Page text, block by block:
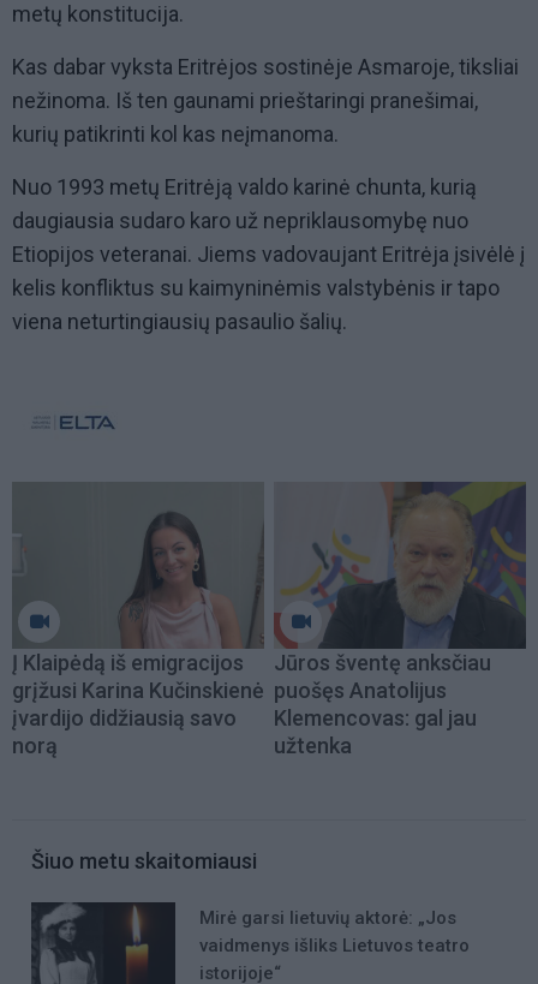
metų konstitucija.
Kas dabar vyksta Eritrėjos sostinėje Asmaroje, tiksliai
nežinoma. Iš ten gaunami prieštaringi pranešimai,
kurių patikrinti kol kas neįmanoma.
Nuo 1993 metų Eritrėją valdo karinė chunta, kurią
daugiausia sudaro karo už nepriklausomybę nuo
Etiopijos veteranai. Jiems vadovaujant Eritrėja įsivėlė į
kelis konfliktus su kaimyninėmis valstybėnis ir tapo
viena neturtingiausių pasaulio šalių.
Į Klaipėdą iš emigracijos
grįžusi Karina Kučinskienė
įvardijo didžiausią savo
norą
Jūros šventę anksčiau
puošęs Anatolijus
Klemencovas: gal jau
užtenka
Šiuo metu skaitomiausi
Mirė garsi lietuvių aktorė: „Jos
vaidmenys išliks Lietuvos teatro
istorijoje“